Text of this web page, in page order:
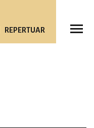
REPERTUAR